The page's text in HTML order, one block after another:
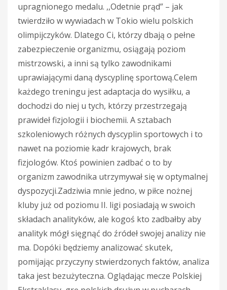
upragnionego medalu. ,,Odetnie prąd” – jak
twierdziło w wywiadach w Tokio wielu polskich
olimpijczyków. Dlatego Ci, którzy dbają o pełne
zabezpieczenie organizmu, osiągają poziom
mistrzowski, a inni są tylko zawodnikami
uprawiającymi daną dyscyplinę sportową.Celem
każdego treningu jest adaptacja do wysiłku, a
dochodzi do niej u tych, którzy przestrzegają
prawideł fizjologii i biochemii. A sztabach
szkoleniowych różnych dyscyplin sportowych i to
nawet na poziomie kadr krajowych, brak
fizjologów. Ktoś powinien zadbać o to by
organizm zawodnika utrzymywał się w optymalnej
dyspozycji.Zadziwia mnie jedno, w piłce nożnej
kluby już od poziomu II. ligi posiadają w swoich
składach analityków, ale kogoś kto zadbałby aby
analityk mógł sięgnąć do źródeł swojej analizy nie
ma. Dopóki będziemy analizować skutek,
pomijając przyczyny stwierdzonych faktów, analiza
taka jest bezużyteczna. Oglądając mecze Polskiej